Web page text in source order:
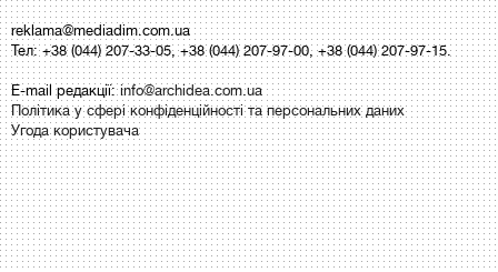
reklama@mediadim.com.ua
Тел: +38 (044) 207-33-05, +38 (044) 207-97-00, +38 (044) 207-97-15.
E-mail редакції:info@archidea.com.ua
Політика у сфері конфіденційності та персональних даних
Угода користувача